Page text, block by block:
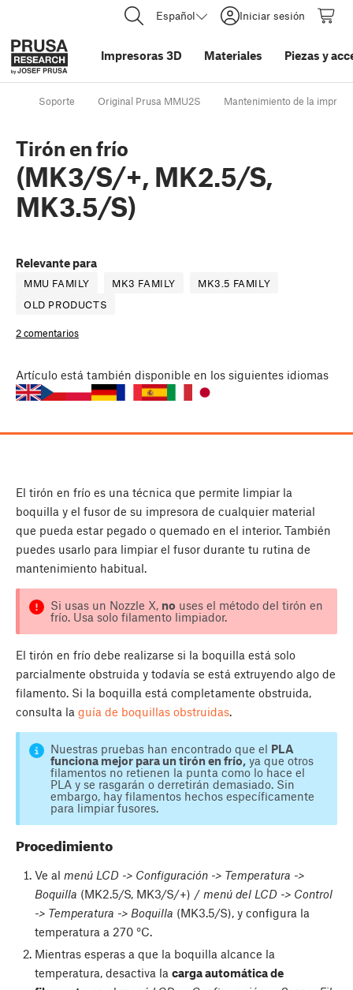
Español Iniciar sesión
Impresoras 3D Materiales Piezas y
Soporte Original Prusa MMU2S Mantenimiento de la
Tirón en frío
(MK3/S/+, MK2.5/S,
MK3.5/S)
Relevante para
MMU FAMILY MK3 FAMILY
MK3.5 FAMILY
OLD PRODUCTS
2 comentarios
Artículo está también disponible en los siguientes idiomas
El tirón en frío es una técnica que permite limpiar la
boquilla y el fusor de su impresora de cualquier material
que pueda estar pegado o quemado en el interior. También
puedes usarlo para limpiar el fusor durante tu rutina de
mantenimiento habitual.
Si usas un Nozzle X, no uses el método del tirón en
frío. Usa solo filamento limpiador.
El tirón en frío debe realizarse si la boquilla está solo
parcialmente obstruida y todavía se está extruyendo algo de
filamento. Si la boquilla está completamente obstruida,
consulta la guía de boquillas obstruidas.
Nuestras pruebas han encontrado que el PLA
funciona mejor para un tirón en frío,ya que otros
filamentos no retienen la punta como lo hace el
PLA y se rasgarán o derretirán demasiado. Sin
embargo, hay filamentos hechos específicamente
para limpiar fusores.
Procedimiento
Ve al menú LCD -> Configuración -> Temperatura ->
Boquilla (MK2.5/S, MK3/S/+) / menú del LCD -> Control
-> Temperatura -> Boquilla (MK3.5/S), y configura la
temperatura a 270 °C.
Mientras esperas a que la boquilla alcance la
temperatura, desactiva la carga automática de